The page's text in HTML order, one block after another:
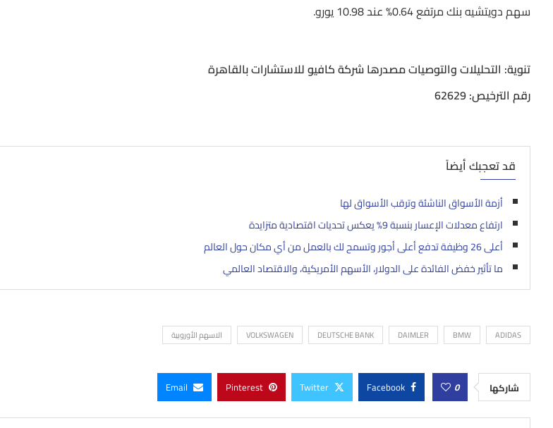
سهم دويتشيه بنك مرتفع 0.64% عند 10.98 يورو.
تنوية: التحليلات والتوصيات مصدرها شركة كافيو للاستشارات بالقاهرة
رقم الترخيص: 62629
قد تعجبك أيضاً
أزمة الأسواق الناشئة وترقب الأسواق لها
ارتفاع معدلات الإعسار بنسبة 9% يعكس تحديات اقتصادية متزايدة
أعلى 26 وظيفة تدفع أعلى أجور وتسمح لك بالعمل من أي مكان حول العالم
ما تأثير خفض الفائدة على الدولار، الأسهم الأمريكية، والاقتصاد العالمي
ADIDAS
BMW
DAIMLER
DEUTSCHE BANK
VOLKSWAGEN الاسهم الأوروبية
شاركها 0
Facebook
Twitter
Pinterest
Email